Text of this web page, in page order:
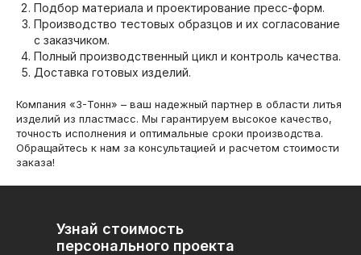
Подбор материала и проектирование пресс-форм.
Производство тестовых образцов и их согласование
с заказчиком.
Полный производственный цикл и контроль качества.
Доставка готовых изделий.
Компания «3-Тонн» – ваш надежный партнер в области литья
изделий из пластмасс. Мы гарантируем высокое качество,
точность исполнения и оптимальные сроки производства.
Обращайтесь к нам за консультацией и расчетом стоимости
заказа!
Узнай стоимость
персонального проекта